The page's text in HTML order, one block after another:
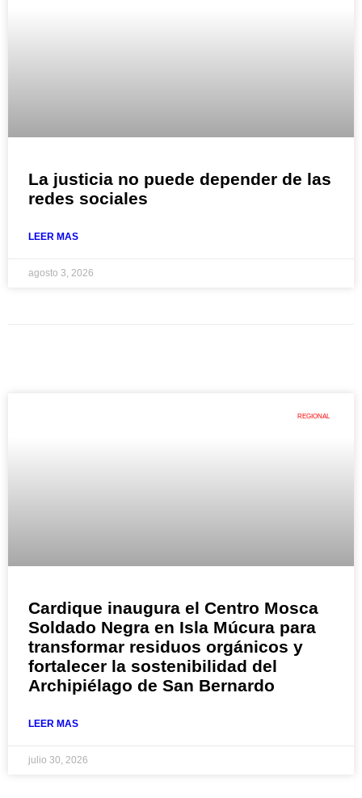
La justicia no puede depender de las
redes sociales
LEER MAS
agosto 3, 2026
REGIONAL
Cardique inaugura el Centro Mosca
Soldado Negra en Isla Múcura para
transformar residuos orgánicos y
fortalecer la sostenibilidad del
Archipiélago de San Bernardo
LEER MAS
julio 30, 2026